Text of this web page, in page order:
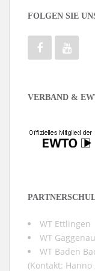
FOLGEN SIE
VERBAND &
WT Ettlingen
WT Gaggenau
WT Baden
(Kontakt: Hanno